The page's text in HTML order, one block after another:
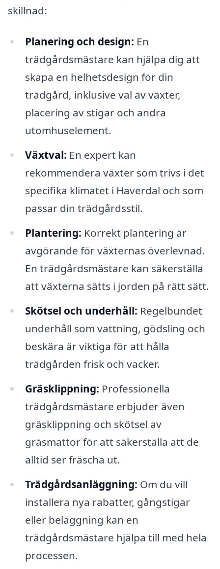
skillnad:
Planering och design: En
trädgårdsmästare kan hjälpa dig att
skapa en helhetsdesign för din
trädgård, inklusive val av växter,
placering av stigar och andra
utomhuselement.
Växtval: En expert kan
rekommendera växter som trivs i det
specifika klimatet i Haverdal och som
passar din trädgårdsstil.
Plantering: Korrekt plantering är
avgörande för växternas överlevnad.
En trädgårdsmästare kan säkerställa
att växterna sätts i jorden på rätt sätt.
Skötsel och underhåll: Regelbundet
underhåll som vattning, gödsling och
beskära är viktiga för att hålla
trädgården frisk och vacker.
Gräsklippning: Professionella
trädgårdsmästare erbjuder även
gräsklippning och skötsel av
gräsmattor för att säkerställa att de
alltid ser fräscha ut.
Trädgårdsanläggning: Om du vill
installera nya rabatter, gångstigar
eller beläggning kan en
trädgårdsmästare hjälpa till med hela
processen.